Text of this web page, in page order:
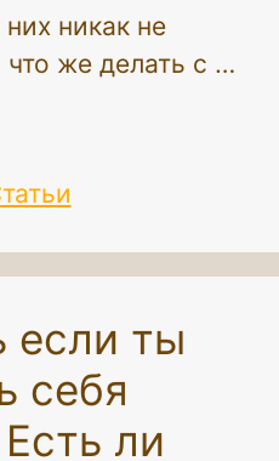
них никак не
что же делать с …
если ты
себя
ли